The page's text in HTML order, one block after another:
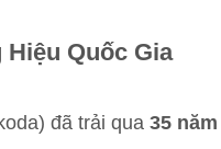
Quốc Gia
đã trải qua 35 năm